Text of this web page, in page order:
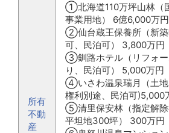
所有
不動
産
①北海道110万坪山林（
事業用地） 6億6,000万円
②仙台蔵王保養所（新築
可、民泊可） 3,800万円
③釧路ホテル（リフォー
り、民泊可） 5,000万円
④いさわ温泉瑞月（土地
権利別途、民泊可)5,000
⑤清里保安林（指定解除
平坦地300坪） 300万円